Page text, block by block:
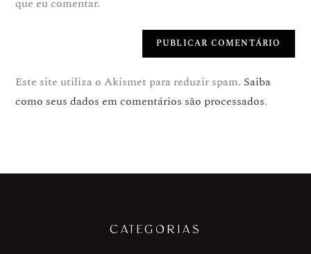
Este site utiliza o Akismet para reduzir spam. Saiba
como seus dados em comentários são processados.
CATEGORIAS